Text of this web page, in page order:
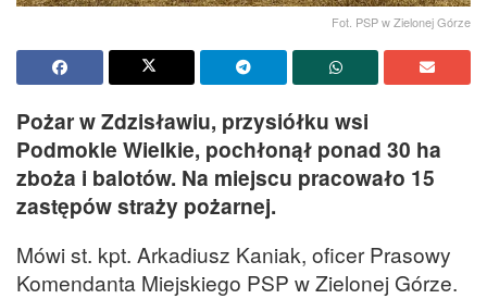
Fot. PSP w Zielonej Górze
Pożar w Zdzisławiu, przysiółku wsi
Podmokle Wielkie, pochłonął ponad 30 ha
zboża i balotów. Na miejscu pracowało 15
zastępów straży pożarnej.
Mówi st. kpt. Arkadiusz Kaniak, oficer Prasowy
Komendanta Miejskiego PSP w Zielonej Górze.